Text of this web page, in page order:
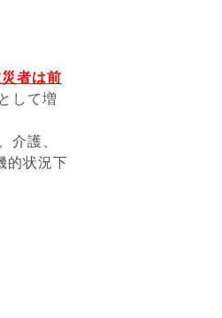
者は前
して増
介護、
的状況下